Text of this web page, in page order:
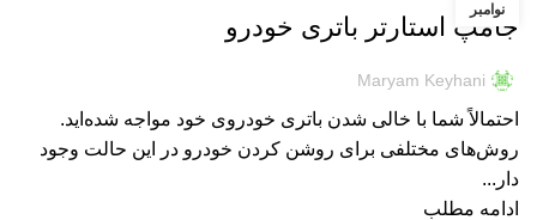
نوامبر
جامپ استارتر باتری خودرو
Maryam Keyhani
احتمالاً شما با خالی شدن باتری خودروی خود مواجه شده‌اید.
روش‌های مختلفی برای روشن کردن خودرو در این حالت وجود
دار...
ادامه مطلب